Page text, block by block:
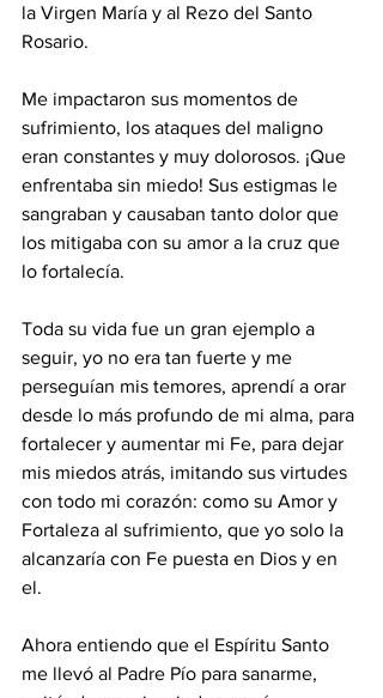
la Virgen María y al Rezo del Santo
Rosario.
Me impactaron sus momentos de
sufrimiento, los ataques del maligno
eran constantes y muy dolorosos. ¡Que
enfrentaba sin miedo! Sus estigmas le
sangraban y causaban tanto dolor que
los mitigaba con su amor a la cruz que
lo fortalecía.
Toda su vida fue un gran ejemplo a
seguir, yo no era tan fuerte y me
perseguían mis temores, aprendí a orar
desde lo más profundo de mi alma, para
fortalecer y aumentar mi Fe, para dejar
mis miedos atrás, imitando sus virtudes
con todo mi corazón: como su Amor y
Fortaleza al sufrimiento, que yo solo la
alcanzaría con Fe puesta en Dios y en
el.
Ahora entiendo que el Espíritu Santo
me llevó al Padre Pío para sanarme,